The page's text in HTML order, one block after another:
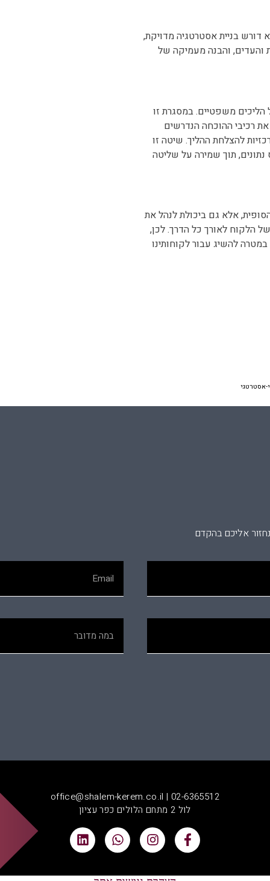
דורש בניית אסטרטגיה מדויקת,
והעדים, והבנה מעמיקה של
הליכים משפטיים. במסגרת זו
רכיבי ההוכחה הנדרשים
להצלחת ההליך. שיטה זו
תוך שמירה על שליטה
אלא גם ביכולת לנהל את
הלקוח לאורך כל הדרך. לכן,
להשיג עבור לקוחותינו
אסטרטגי
אליכם בהקדם
office@shalem-kerem.co.il | 02-6365512
לול 2 מתחם הלולים כפר עציון